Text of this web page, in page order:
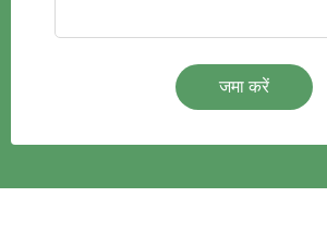
जमा करें